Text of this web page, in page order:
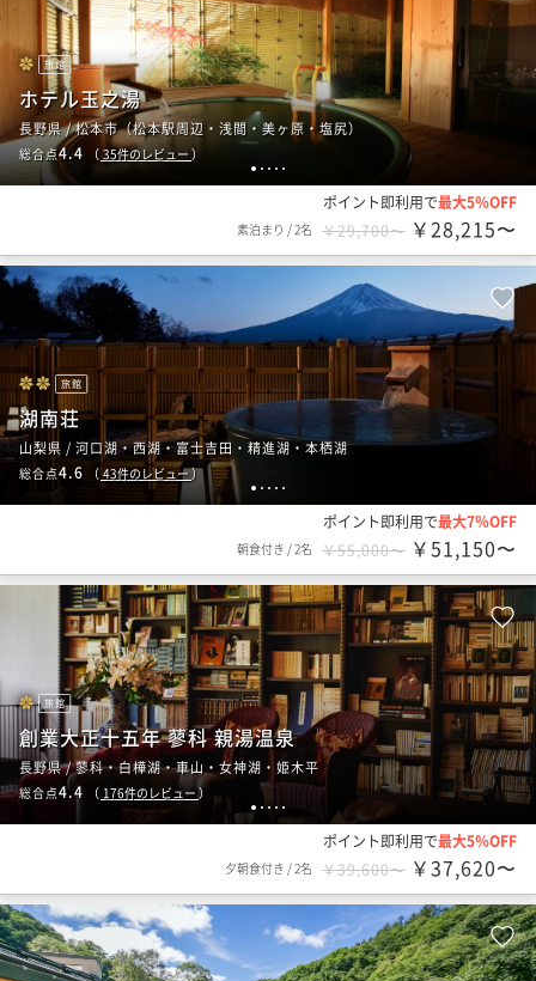
1 2 3 4 5
旅館
ホテル玉之湯
長野県 / 松本市（松本駅周辺・浅間・美ヶ原・塩尻）
総合点4.4 （ 35件のレビュー）
ポイント即利用で最大5％OFF
素泊まり /2名 ￥29,700〜 ￥28,215〜
1 2 3 4 5
旅館
湖南荘
山梨県 / 河口湖・西湖・富士吉田・精進湖・本栖湖
総合点4.6 （ 43件のレビュー）
ポイント即利用で最大7％OFF
朝食付き /2名 ￥55,000〜 ￥51,150〜
1 2 3 4 5
旅館
創業大正十五年 蓼科 親湯温泉
長野県 / 蓼科・白樺湖・車山・女神湖・姫木平
総合点4.4 （ 176件のレビュー）
ポイント即利用で最大5％OFF
夕朝食付き /2名 ￥39,600〜 ￥37,620〜